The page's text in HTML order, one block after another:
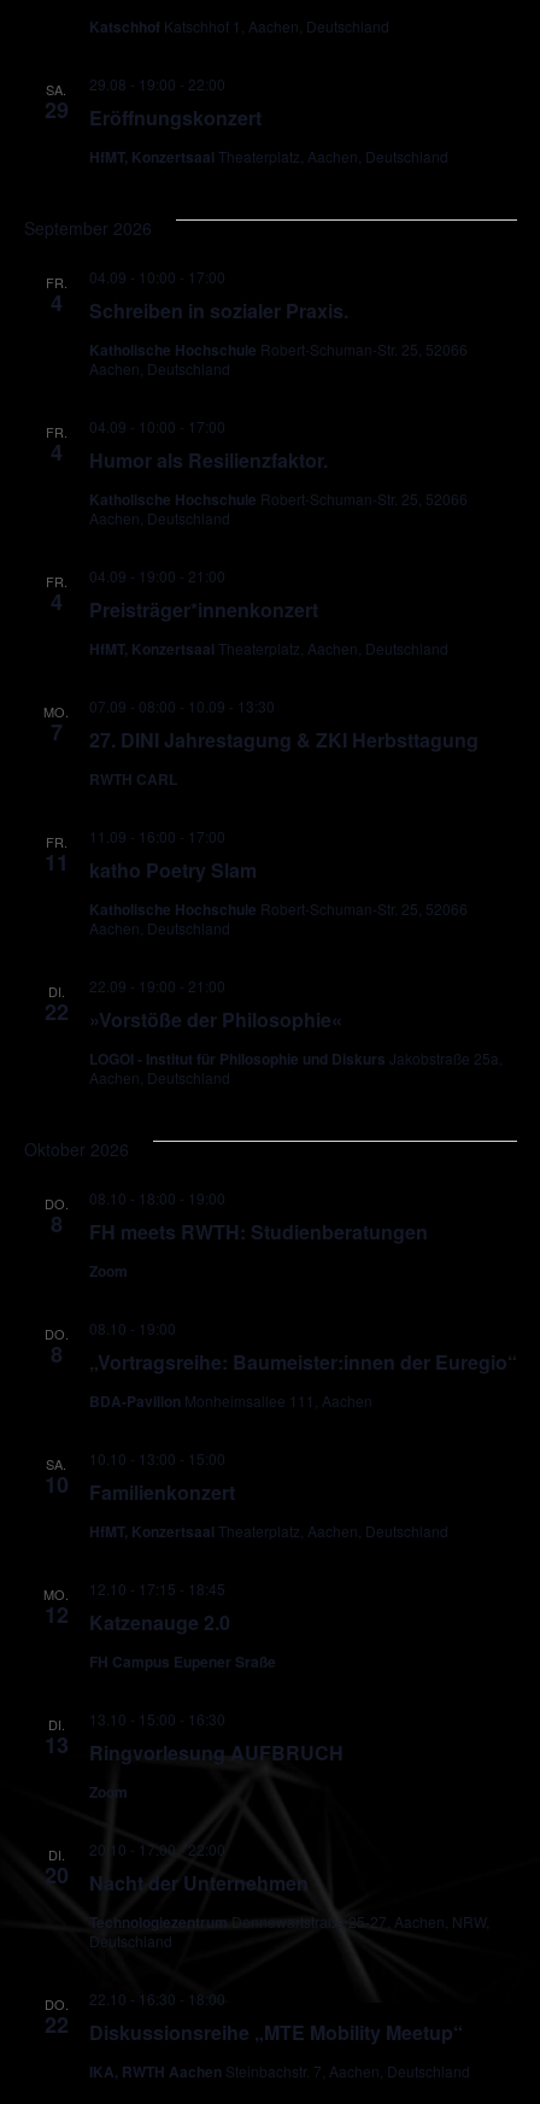
Katschhof Katschhof 1, Aachen, Deutschland
SA.
29 Eröffnungskonzert
29.08 - 19:00 - 22:00
HfMT, Konzertsaal Theaterplatz, Aachen, Deutschland
September 2026
FR.
4 Schreiben in sozialer Praxis.
04.09 - 10:00 - 17:00
Katholische Hochschule Robert-Schuman-Str. 25, 52066
Aachen, Deutschland
FR.
4 Humor als Resilienzfaktor.
04.09 - 10:00 - 17:00
Katholische Hochschule Robert-Schuman-Str. 25, 52066
Aachen, Deutschland
FR.
4 Preisträger*innenkonzert
04.09 - 19:00 - 21:00
HfMT, Konzertsaal Theaterplatz, Aachen, Deutschland
MO.
7 27. DINI Jahrestagung & ZKI Herbsttagung
07.09 - 08:00 - 10.09 - 13:30
RWTH CARL
FR.
11 katho Poetry Slam
11.09 - 16:00 - 17:00
Katholische Hochschule Robert-Schuman-Str. 25, 52066
Aachen, Deutschland
DI.
22 »Vorstöße der Philosophie«
22.09 - 19:00 - 21:00
LOGOI - Institut für Philosophie und Diskurs Jakobstraße 25a,
Aachen, Deutschland
Oktober 2026
DO.
8 FH meets RWTH: Studienberatungen
08.10 - 18:00 - 19:00
Zoom
DO.
8 „Vortragsreihe: Baumeister:innen der Euregio“
08.10 - 19:00
BDA-Pavillon Monheimsallee 111, Aachen
SA.
10 Familienkonzert
10.10 - 13:00 - 15:00
HfMT, Konzertsaal Theaterplatz, Aachen, Deutschland
MO.
12 Katzenauge 2.0
12.10 - 17:15 - 18:45
FH Campus Eupener Sraße
DI.
13 Ringvorlesung AUFBRUCH
13.10 - 15:00 - 16:30
Zoom
DI.
20 Nacht der Unternehmen
20.10 - 17:00 - 22:00
Technologiezentrum Dennewartstraße 25-27, Aachen, NRW,
Deutschland
DO.
22 Diskussionsreihe „MTE Mobility Meetup“
22.10 - 16:30 - 18:00
IKA, RWTH Aachen Steinbachstr. 7, Aachen, Deutschland